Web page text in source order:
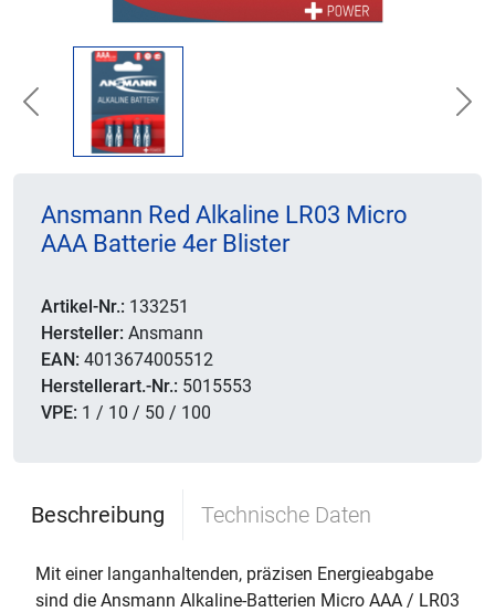
Previous
Ansmann Red Alkaline LR03 Micro
AAA Batterie 4er Blister
Artikel-Nr.: 133251
Hersteller: Ansmann
EAN: 4013674005512
Herstellerart.-Nr.: 5015553
VPE: 1 / 10 / 50 / 100
Beschreibung Technische Daten
Mit einer langanhaltenden, präzisen Energieabgabe
sind die Ansmann Alkaline-Batterien Micro AAA / LR03